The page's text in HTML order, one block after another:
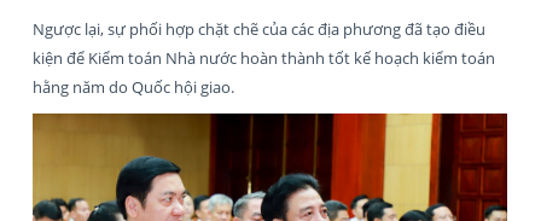
Ngược lại, sự phối hợp chặt chẽ của các địa phương đã tạo điều
kiện để Kiểm toán Nhà nước hoàn thành tốt kế hoạch kiểm toán
hằng năm do Quốc hội giao.